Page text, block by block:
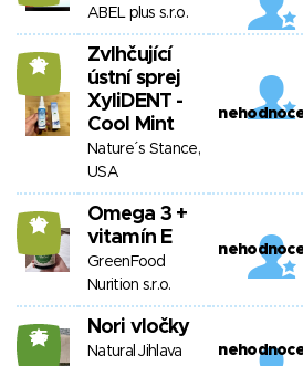
ABEL plus s.r.o.
12
Zvlhčující
ústní sprej
XyliDENT -
Cool Mint
Nature´s Stance,
USA
10
Omega 3 +
vitamín E
GreenFood
Nurition s.r.o.
25 Nori vločky
Natural Jihlava